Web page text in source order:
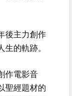
後主力創作
的軌跡。
作電影音
聖經題材的